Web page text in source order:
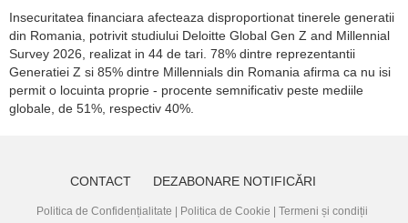
Insecuritatea financiara afecteaza disproportionat tinerele generatii
din Romania, potrivit studiului Deloitte Global Gen Z and Millennial
Survey 2026, realizat in 44 de tari. 78% dintre reprezentantii
Generatiei Z si 85% dintre Millennials din Romania afirma ca nu isi
permit o locuinta proprie - procente semnificativ peste mediile
globale, de 51%, respectiv 40%.
CONTACT DEZABONARE NOTIFICĂRI
Politica de Confidențialitate Politica de Cookie Termeni și condiții